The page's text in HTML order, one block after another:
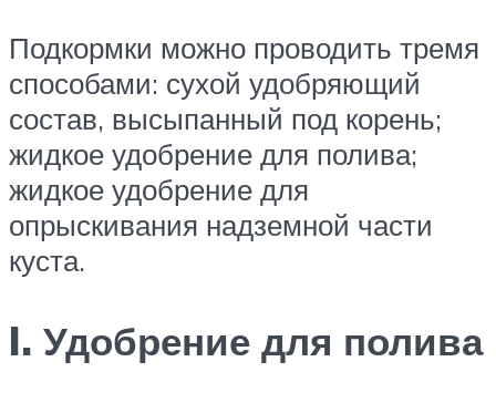
Подкормки можно проводить тремя
способами: сухой удобряющий
состав, высыпанный под корень;
жидкое удобрение для полива;
жидкое удобрение для
опрыскивания надземной части
куста.
I. Удобрение для полива